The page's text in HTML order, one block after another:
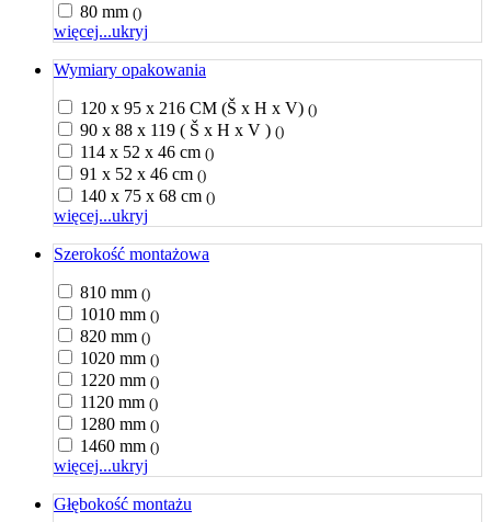
80 mm ()
więcej...ukryj
Wymiary opakowania
120 x 95 x 216 CM (Š x H x V) ()
90 x 88 x 119 ( Š x H x V ) ()
114 x 52 x 46 cm ()
91 x 52 x 46 cm ()
140 x 75 x 68 cm ()
więcej...ukryj
Szerokość montażowa
810 mm ()
1010 mm ()
820 mm ()
1020 mm ()
1220 mm ()
1120 mm ()
1280 mm ()
1460 mm ()
więcej...ukryj
Głębokość montażu